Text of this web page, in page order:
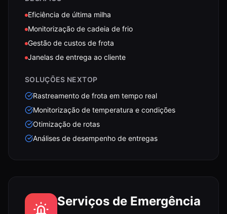
Eficiência de última milha
Monitorização de cadeia de frio
Gestão de custos de frota
Janelas de entrega ao cliente
SOLUÇÕES NEXTOP
Rastreamento de frota em tempo real
Monitorização de temperatura e condições
Otimização de rotas
Análises de desempenho de entregas
Serviços de Emergência